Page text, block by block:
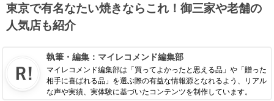
東京で有名なたい焼きならこれ！御三家や老舗の
人気店も紹介
執筆・編集： マイレコメンド編集部
マイレコメンド編集部は「買ってよかったと思える品」や「贈った
相手に喜ばれる品」を選ぶ際の有益な情報源となれるよう、リアル
な声や実績、実体験に基づいたコンテンツを制作しています。